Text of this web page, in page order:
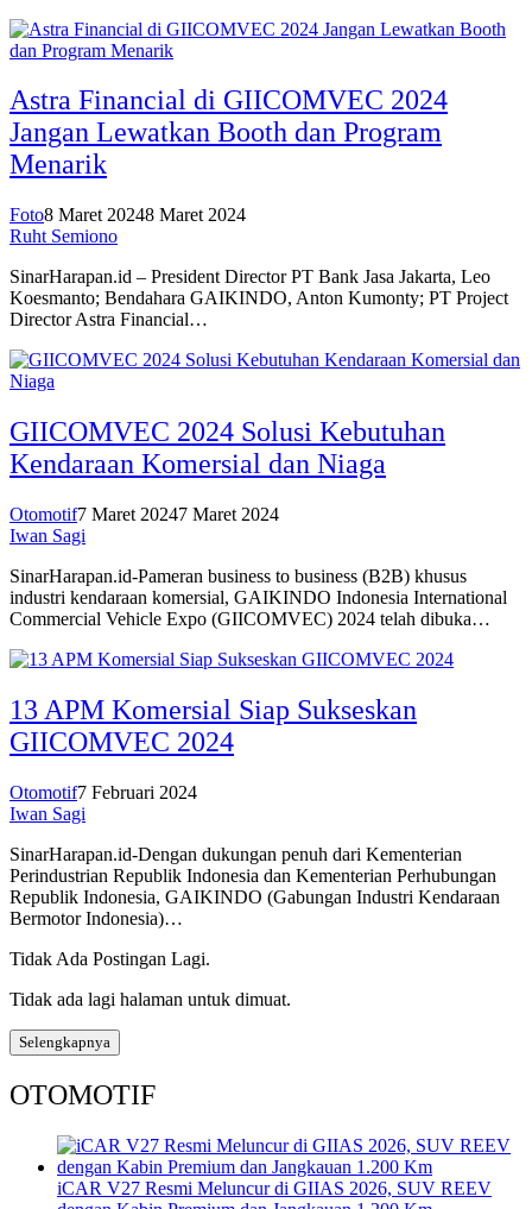
Astra Financial di GIICOMVEC 2024
Jangan Lewatkan Booth dan Program
Menarik
Foto8 Maret 20248 Maret 2024
Ruht Semiono
SinarHarapan.id – President Director PT Bank Jasa Jakarta, Leo
Koesmanto; Bendahara GAIKINDO, Anton Kumonty; PT Project
Director Astra Financial…
GIICOMVEC 2024 Solusi Kebutuhan
Kendaraan Komersial dan Niaga
Otomotif7 Maret 20247 Maret 2024
Iwan Sagi
SinarHarapan.id-Pameran business to business (B2B) khusus
industri kendaraan komersial, GAIKINDO Indonesia International
Commercial Vehicle Expo (GIICOMVEC) 2024 telah dibuka…
13 APM Komersial Siap Sukseskan
GIICOMVEC 2024
Otomotif7 Februari 2024
Iwan Sagi
SinarHarapan.id-Dengan dukungan penuh dari Kementerian
Perindustrian Republik Indonesia dan Kementerian Perhubungan
Republik Indonesia, GAIKINDO (Gabungan Industri Kendaraan
Bermotor Indonesia)…
Tidak Ada Postingan Lagi.
Tidak ada lagi halaman untuk dimuat.
Selengkapnya
OTOMOTIF
iCAR V27 Resmi Meluncur di GIIAS 2026, SUV REEV